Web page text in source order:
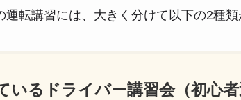
転講習には、大きく分けて以下の2種類
いるドライバー講習会（初心者